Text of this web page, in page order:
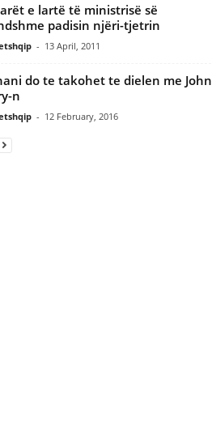
e lartë të ministrisë së
padisin njëri-tjetrin
- 13 April, 2011
do te takohet te dielen me John
n
- 12 February, 2016